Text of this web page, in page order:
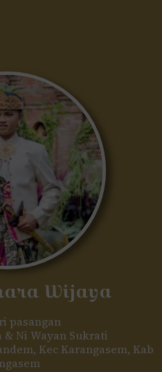
Wijaya
pasangan
& Ni Wayan Sukrati
Kec Karangasem, Kab